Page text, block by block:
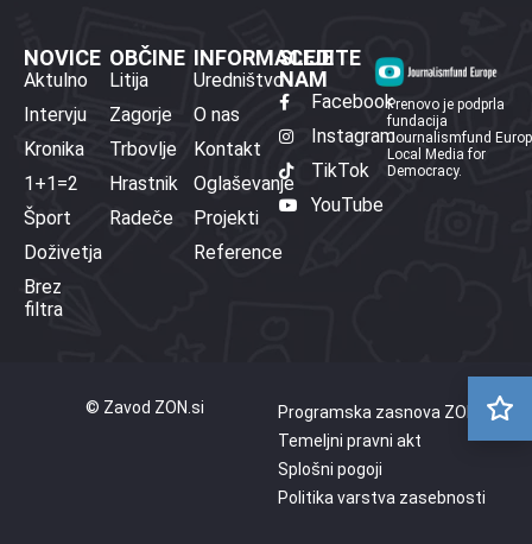
NOVICE
Aktulno
Intervju
Kronika
1+1=2
Šport
Doživetja
Brez
filtra
OBČINE
Litija
Zagorje
Trbovlje
Hrastnik
Radeče
INFORMACIJE
Uredništvo
O nas
Kontakt
Oglaševanje
Projekti
Reference
SLEDITE
NAM
Facebook
Instagram
TikTok
YouTube
Prenovo je podprla
fundacija
Journalismfund
Local Media for
Democracy.
© Zavod ZON.si
Programska zasnova ZON
Temeljni pravni akt
Splošni pogoji
Politika varstva zasebnosti